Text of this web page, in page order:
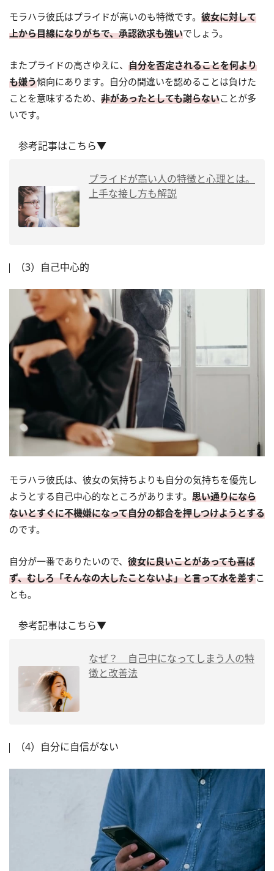
モラハラ彼氏はプライドが高いのも特徴です。 彼女に対して
上から目線になりがちで、承認欲求も強いでしょう。
またプライドの高さゆえに、 自分を否定されることを何より
も嫌う傾向にあります。自分の間違いを認めることは負けた
ことを意味するため、 非があったとしても謝らないことが多
いです。
参考記事はこちら▼
プライドが高い人の特徴と心理とは。
上手な接し方も解説
（3）自己中心的
モラハラ彼氏は、彼女の気持ちよりも自分の気持ちを優先し
ようとする自己中心的なところがあります。 思い通りになら
ないとすぐに不機嫌になって自分の都合を押しつけようとする
のです。
自分が一番でありたいので、 彼女に良いことがあっても喜ば
ず、むしろ「そんなの大したことないよ」と言って水を差すこ
とも。
参考記事はこちら▼
なぜ？ 自己中になってしまう人の特
徴と改善法
（4）自分に自信がない